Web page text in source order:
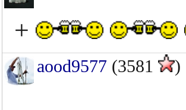
+
aood9577 (3581 )